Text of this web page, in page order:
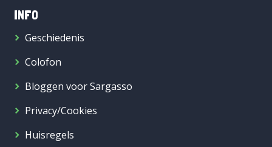
INFO
Geschiedenis
Colofon
Bloggen voor Sargasso
Privacy/Cookies
Huisregels